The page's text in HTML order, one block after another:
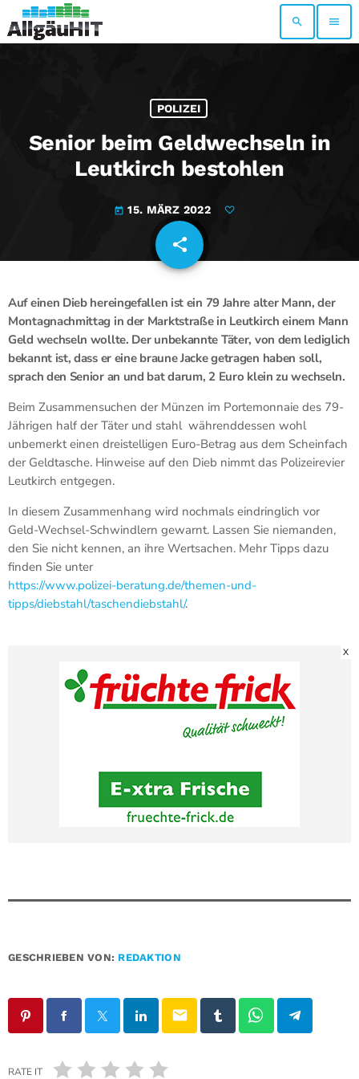
search menu
POLIZEI
Senior beim Geldwechseln in
Leutkirch bestohlen
today 15. MÄRZ 2022
share
email
Auf einen Dieb hereingefallen ist ein 79 Jahre alter Mann, der
Montagnachmittag in der Marktstraße in Leutkirch einem Mann
Geld wechseln wollte. Der unbekannte Täter, von dem lediglich
bekannt ist, dass er eine braune Jacke getragen haben soll,
sprach den Senior an und bat darum, 2 Euro klein zu wechseln.
Beim Zusammensuchen der Münzen im Portemonnaie des 79-
Jährigen half der Täter und stahl währenddessen wohl
unbemerkt einen dreistelligen Euro-Betrag aus dem Scheinfach
der Geldtasche. Hinweise auf den Dieb nimmt das Polizeirevier
Leutkirch entgegen.
In diesem Zusammenhang wird nochmals eindringlich vor
Geld-Wechsel-Schwindlern gewarnt. Lassen Sie niemanden,
den Sie nicht kennen, an ihre Wertsachen. Mehr Tipps dazu
finden Sie unter
https://www.polizei-beratung.de/themen-und-
tipps/diebstahl/taschendiebstahl/.
X
GESCHRIEBEN VON: REDAKTION
email
RATE IT